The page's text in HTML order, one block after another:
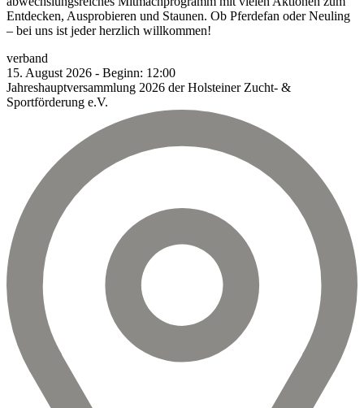
Entdecken, Ausprobieren und Staunen. Ob Pferdefan oder Neuling
– bei uns ist jeder herzlich willkommen!
verband
15. August 2026 - Beginn: 12:00
Jahreshauptversammlung 2026 der Holsteiner Zucht- &
Sportförderung e.V.